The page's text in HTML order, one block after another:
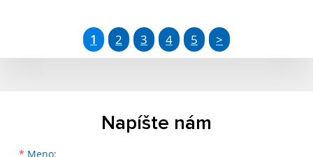
1 2 3 4 5 >
Napíšte nám
* Meno: